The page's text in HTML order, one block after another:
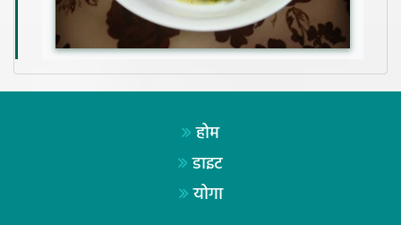
होम
डाइट
योगा